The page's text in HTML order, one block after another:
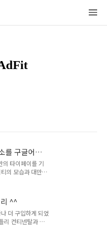
를 구글어스
의 타이페이를 기
의 모습과 대만의
있는 일인 것 같
졌는지 한번 확
방기는 아래 포
야기/스키드러쉬]
08/12 - [인생이
^^
더 구입하게 되었
리 컨티넨탈과 애